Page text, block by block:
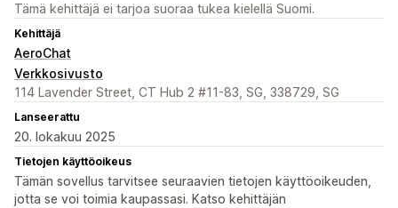
Tämä kehittäjä ei tarjoa suoraa tukea kielellä Suomi.
Kehittäjä
AeroChat
Verkkosivusto
114 Lavender Street, CT Hub 2 #11-83, SG, 338729, SG
Lanseerattu
20. lokakuu 2025
Tietojen käyttöoikeus
Tämän sovellus tarvitsee seuraavien tietojen käyttöoikeuden,
jotta se voi toimia kaupassasi. Katso kehittäjän